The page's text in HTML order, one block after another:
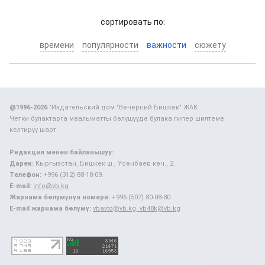
cортировать по:
времени популярности важности сюжету
@1996-2026"Издательский дом "Вечерний Бишкек" ЖАК
Четки булактарга маалыматты бөлүшүүдө булака гипер шилтеме
келтирүү шарт.
Редакция менен байланышуу:
Дарек: Кыргызстан, Бишкек ш., Үсөнбаев көч., 2.
Телефон: +996 (312) 88-18-09.
E-mail: info@vb.kg
Жарнама бөлүмүнүн номери: +996 (507) 80-08-80.
E-mail жарнама бөлүмү: vbavto@vb.kg, vb48k@vb.kg